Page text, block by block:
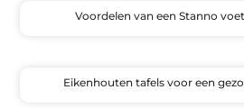
Voordelen van een Stanno
Eikenhouten tafels voor een